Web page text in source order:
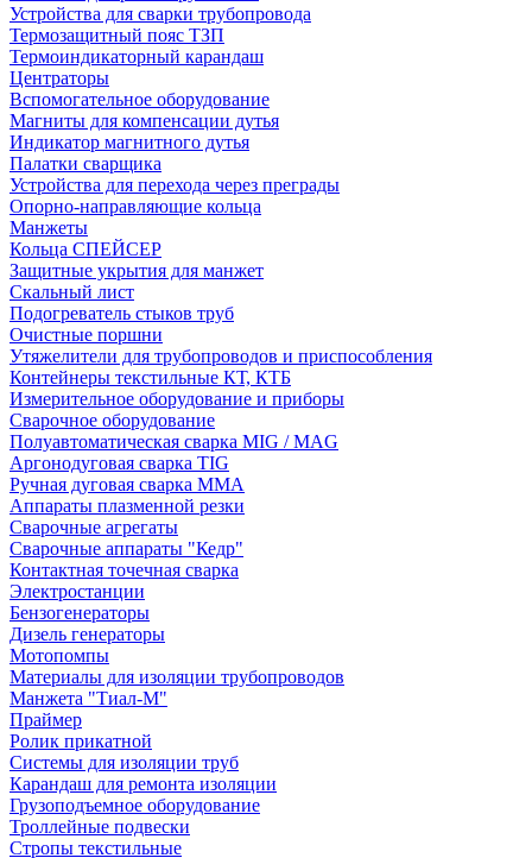
Устройства для сварки трубопровода
Термозащитный пояс ТЗП
Термоиндикаторный карандаш
Центраторы
Вспомогательное оборудование
Магниты для компенсации дутья
Индикатор магнитного дутья
Палатки сварщика
Устройства для перехода через преграды
Опорно-направляющие кольца
Манжеты
Кольца СПЕЙСЕР
Защитные укрытия для манжет
Скальный лист
Подогреватель стыков труб
Очистные поршни
Утяжелители для трубопроводов и приспособления
Контейнеры текстильные КТ, КТБ
Измерительное оборудование и приборы
Сварочное оборудование
Полуавтоматическая сварка MIG / MAG
Аргонодуговая сварка TIG
Ручная дуговая сварка ММА
Аппараты плазменной резки
Сварочные агрегаты
Сварочные аппараты "Кедр"
Контактная точечная сварка
Электростанции
Бензогенераторы
Дизель генераторы
Мотопомпы
Материалы для изоляции трубопроводов
Манжета "Тиал-М"
Праймер
Ролик прикатной
Системы для изоляции труб
Карандаш для ремонта изоляции
Грузоподъемное оборудование
Троллейные подвески
Стропы текстильные